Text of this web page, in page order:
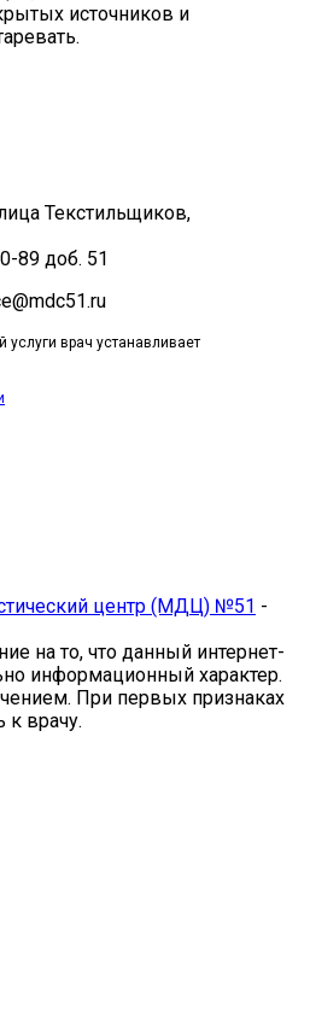
источников и
Текстильщиков,
89 доб. 51
врач устанавливает
центр (МДЦ) №51 -
на то, что данный интернет-
информационный характер.
При первых признаках
к врачу.